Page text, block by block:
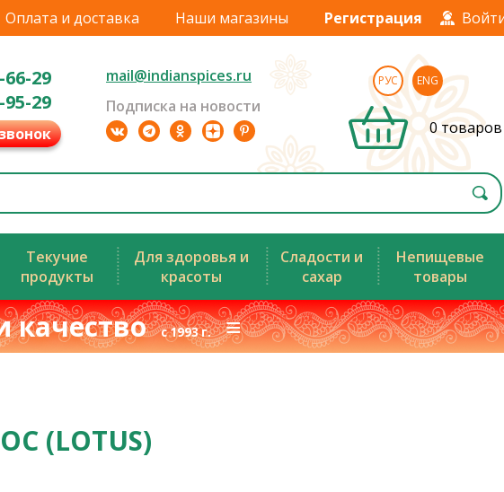
Оплата и доставка Наши магазины Регистрация
66-29
95-29
mail@indianspices.ru
Подписка на новости
РУС ENG
0 товаров
Текучие
продукты
Для здоровья и
красоты
Сладости и
сахар
Непищевые
товары
качествос 1993 г.≡
(LOTUS)